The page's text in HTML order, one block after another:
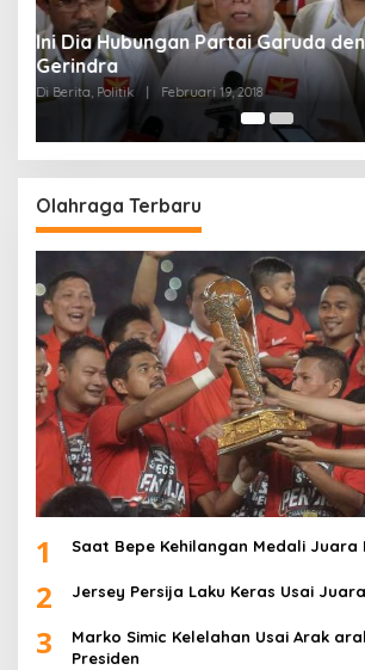
Strategi PPP Menangkan Duet
Yasin
Di Berita, Politik | Februari 19, 2018
Olahraga Terbaru
1 Saat Bepe Kehilangan Medali Juara
2 Jersey Persija Laku Keras Usai
3
Marko Simic Kelelahan Usai Arak
Presiden